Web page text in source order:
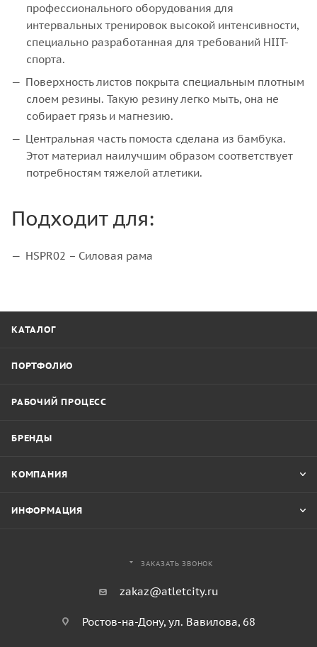
профессионального оборудования для
интервальных тренировок высокой интенсивности,
специально разработанная для требований HIIT-
спорта.
Поверхность листов покрыта специальным плотным
слоем резины. Такую резину легко мыть, она не
собирает грязь и магнезию.
Центральная часть помоста сделана из бамбука.
Этот материал наилучшим образом соответствует
потребностям тяжелой атлетики.
Подходит для:
HSPR02 – Силовая рама
КАТАЛОГ
ПОРТФОЛИО
РАБОЧИЙ ПРОЦЕСС
БРЕНДЫ
КОМПАНИЯ
ИНФОРМАЦИЯ
ЗАКАЗАТЬ ЗВОНОК
zakaz@atletcity.ru
Ростов-на-Дону, ул. Вавилова, 68